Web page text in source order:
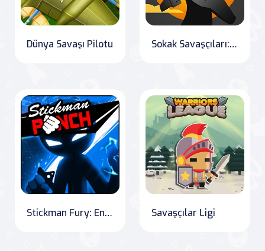
Dünya Savaşı Pilotu Sokak Savaşçıları: Cyber Şehri
Stickman Fury: Endless Battle Savaşçılar Ligi